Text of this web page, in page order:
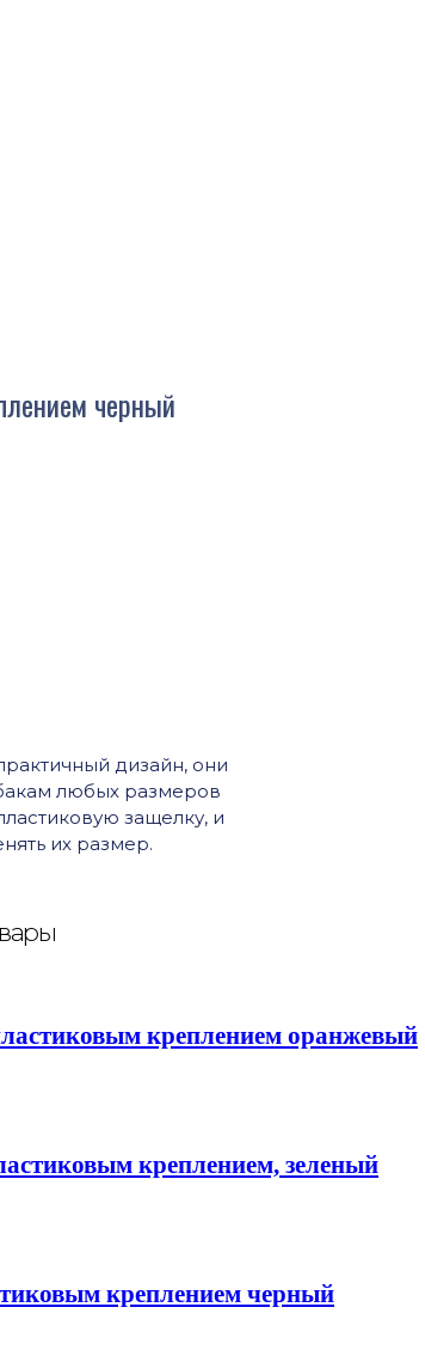
черный
дизайн, они
любых размеров
защелку, и
их размер.
креплением оранжевый
креплением, зеленый
креплением черный